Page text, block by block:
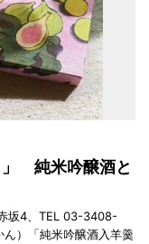
」 純米吟醸酒と
坂4、TEL 03-3408-
）「純米吟醸酒入羊羹